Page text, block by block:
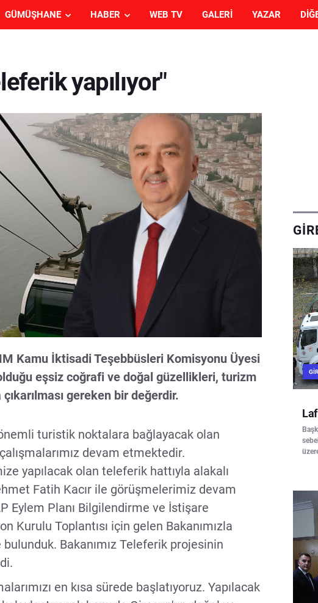
GÜMÜŞHANE HABER WEB TV GALERI YAZAR
yapılıyor"
Kamu İktisadi Teşebbüsleri Komisyonu Üyesi
eşsiz coğrafi ve doğal güzellikleri, turizm
gereken bir değerdir.
turistik noktalara bağlayacak olan
devam etmektedir.
yapılacak olan teleferik hattıyla alakalı
Fatih Kacır ile görüşmelerimiz devam
Eylem Planı Bilgilendirme ve İstişare
Kurulu Toplantısı için gelen Bakanımızla
Bakanımız Teleferik projesinin
en kısa sürede başlatıyoruz. Yapılacak